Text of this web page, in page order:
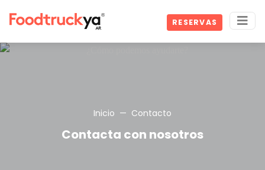
RESERVAS
Inicio Contacto
Contacta con nosotros